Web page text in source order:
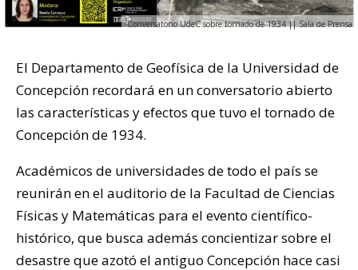
Conversatorio UdeC sobre tornado de 1934 || Sala de Prensa
El Departamento de Geofísica de la Universidad de
Concepción recordará en un conversatorio abierto
las características y efectos que tuvo el tornado de
Concepción de 1934.
Académicos de universidades de todo el país se
reunirán en el auditorio de la Facultad de Ciencias
Físicas y Matemáticas para el evento científico-
histórico, que busca además concientizar sobre el
desastre que azotó el antiguo Concepción hace casi